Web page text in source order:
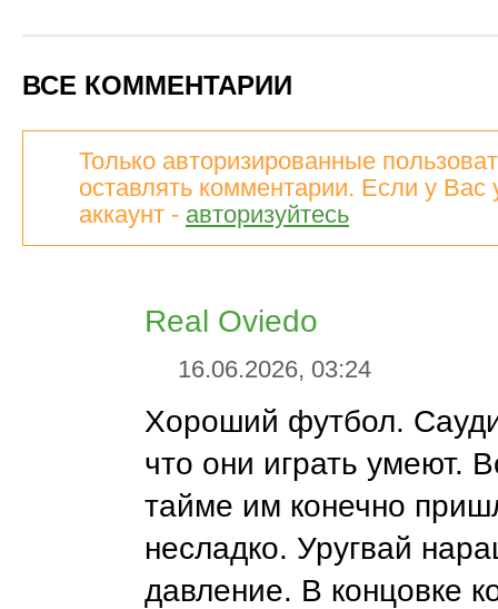
ВСЕ КОММЕНТАРИИ
Только авторизированные
оставлять комментарии. Если у Вас
аккаунт - авторизуйтесь
Real Oviedo
16.06.2026, 03:24
Хороший футбол.
что они играть умеют.
тайме им конечно
несладко. Уругвай
давление. В концовке